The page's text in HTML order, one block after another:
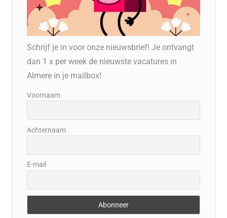
Schrijf je in voor onze nieuwsbrief! Je ontvangt
dan 1 x per week de nieuwste vacatures in
Almere in je mailbox!
Voornaam
Achternaam
E-mail